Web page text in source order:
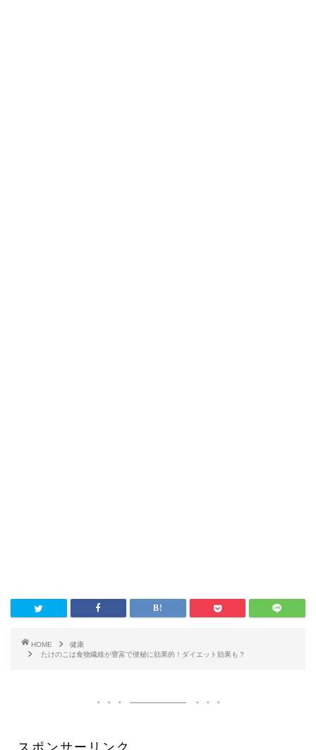
HOME
健康
たけのこは食物繊維が豊富で便秘に効果的！ダイエット効果も？
スポンサーリンク